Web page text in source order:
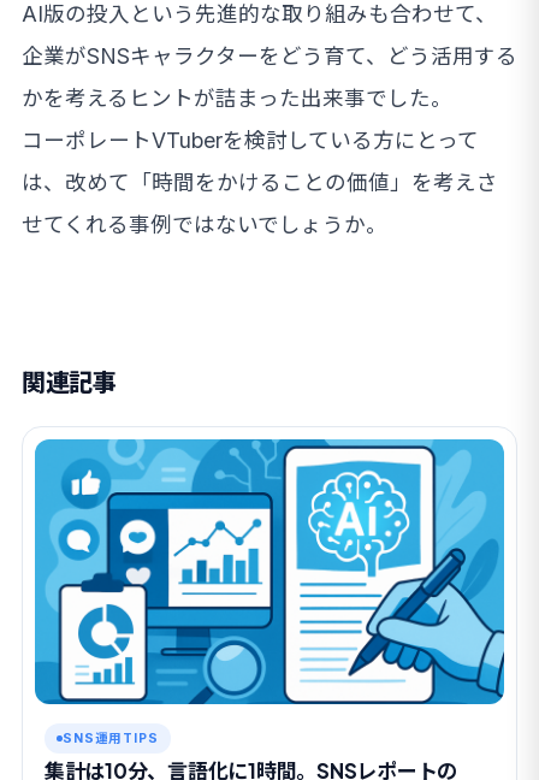
AI版の投入という先進的な取り組みも合わせて、
企業がSNSキャラクターをどう育て、どう活用する
かを考えるヒントが詰まった出来事でした。
コーポレートVTuberを検討している方にとって
は、改めて「時間をかけることの価値」を考えさ
せてくれる事例ではないでしょうか。
関連記事
SNS運用TIPS
集計は10分、言語化に1時間。SNSレポートの